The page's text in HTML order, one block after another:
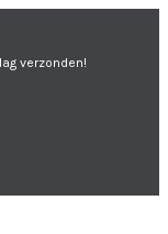
verzonden!